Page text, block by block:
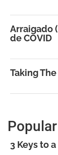
Arraigado
de COVID
Taking
3 Keys to